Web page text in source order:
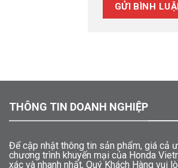
THÔNG TIN DOANH NGHIỆP
Để cập nhật thông tin sản phẩm, giá cả
chương trình khuyến mại của Honda
xác và nhanh nhất, Quý Khách Hàng vui